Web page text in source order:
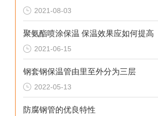
2021-08-03
聚氨酯喷涂保温 保温效果应如何提高
2021-06-15
钢套钢保温管由里至外分为三层
2022-05-13
防腐钢管的优良特性